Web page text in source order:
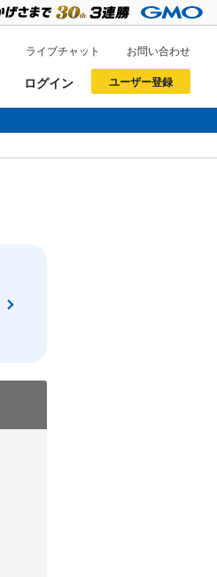
ライブチャット お問い合わせ
ログイン ユーザー登録